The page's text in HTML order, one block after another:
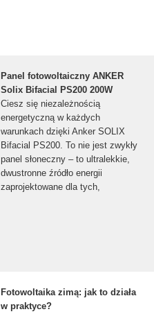
Panel fotowoltaiczny ANKER
Solix Bifacial PS200 200W
Ciesz się niezależnością
energetyczną w każdych
warunkach dzięki Anker SOLIX
Bifacial PS200. To nie jest zwykły
panel słoneczny – to ultralekkie,
dwustronne źródło energii
zaprojektowane dla tych,
Fotowoltaika zimą: jak to działa
w praktyce?